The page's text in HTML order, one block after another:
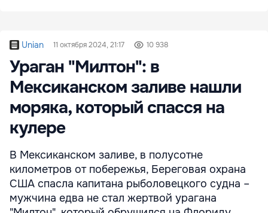
Unian 11 октября 2024, 21:17 10 938
Ураган "Милтон": в
Мексиканском заливе нашли
моряка, который спасся на
кулере
В Мексиканском заливе, в полусотне
километров от побережья, Береговая охрана
США спасла капитана рыболовецкого судна –
мужчина едва не стал жертвой урагана